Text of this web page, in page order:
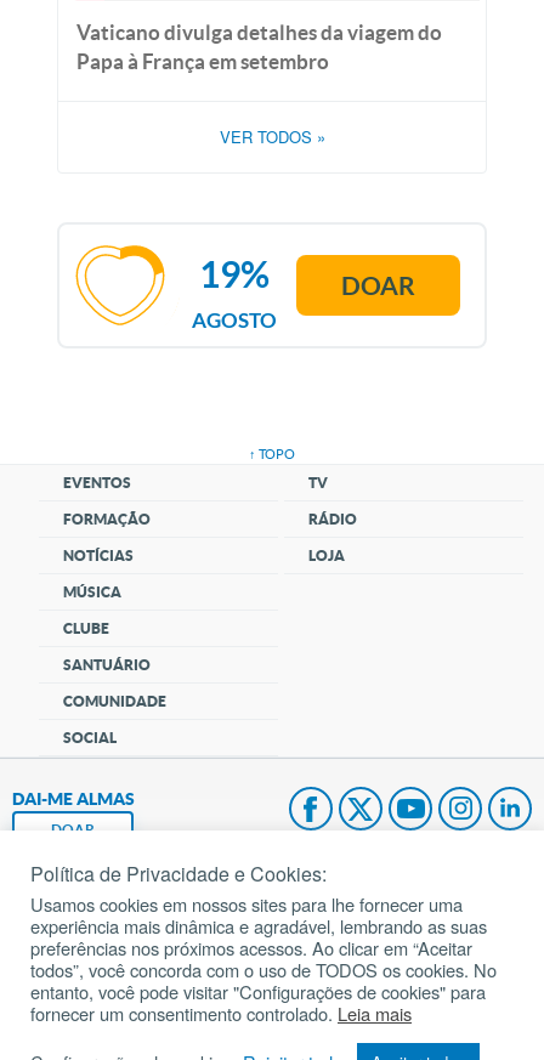
Vaticano divulga detalhes da viagem do
Papa à França em setembro
VER TODOS »
AGOSTO
19% DOAR
↑ TOPO
EVENTOS
FORMAÇÃO
NOTÍCIAS
MÚSICA
CLUBE
SANTUÁRIO
COMUNIDADE
SOCIAL
TV
RÁDIO
LOJA
DAI-ME ALMAS
DOAR
Fundação João Paulo II
Pedido de Oração
Mapa do site
Política de Privacidade e Cookies:
Usamos cookies em nossos sites para lhe fornecer uma
experiência mais dinâmica e agradável, lembrando as suas
preferências nos próximos acessos. Ao clicar em “Aceitar
todos”, você concorda com o uso de TODOS os cookies. No
entanto, você pode visitar "Configurações de cookies" para
fornecer um consentimento controlado. Leia mais